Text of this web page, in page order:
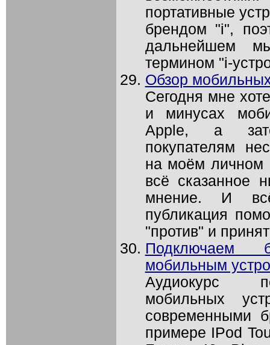
портативные
брендом "i",
дальнейшем
термином "i-
Обзор
Сегодня мне
и минусах
Apple, а
покупателям
на моём личном
всё сказанное
мнение. И
публикация
"против" и
Подключаем
мобильным
Аудиокурс
мобильных
современными
примере IPod